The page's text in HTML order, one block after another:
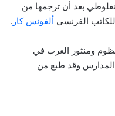
بعد أن ترجمها من
الفرنسي ألفونس كار .
ومنثور العرب في
وقد طبع من